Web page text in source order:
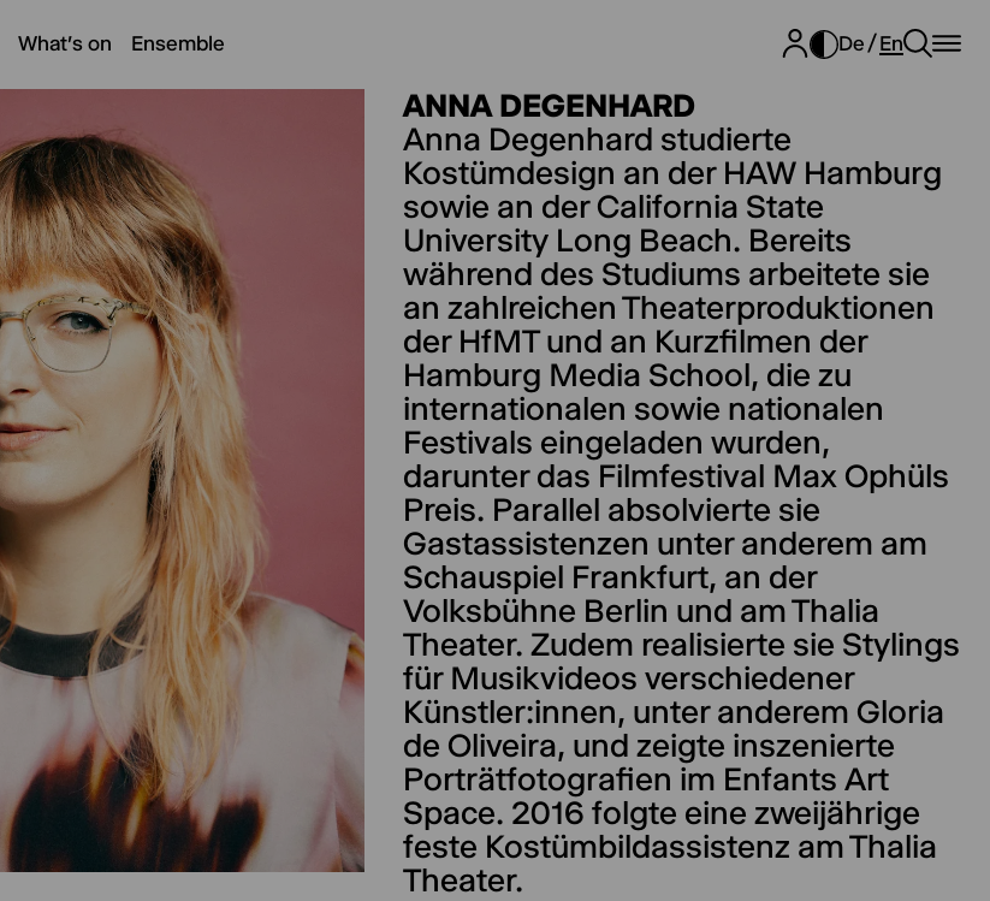
What's on Ensemble De En
ANNA DEGENHARD
Anna Degenhard studierte
Kostümdesign an der HAW Hamburg
sowie an der California State
University Long Beach. Bereits
während des Studiums arbeitete sie
an zahlreichen Theaterproduktionen
der HfMT und an Kurzfilmen der
Hamburg Media School, die zu
internationalen sowie nationalen
Festivals eingeladen wurden,
darunter das Filmfestival Max Ophüls
Preis. Parallel absolvierte sie
Gastassistenzen unter anderem am
Schauspiel Frankfurt, an der
Volksbühne Berlin und am Thalia
Theater. Zudem realisierte sie Stylings
für Musikvideos verschiedener
Künstler:innen, unter anderem Gloria
de Oliveira, und zeigte inszenierte
Porträtfotografien im Enfants Art
Space. 2016 folgte eine zweijährige
feste Kostümbildassistenz am Thalia
Theater.